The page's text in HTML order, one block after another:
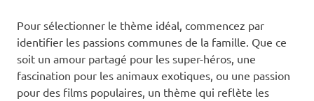
Pour sélectionner le thème idéal, commencez par
identifier les passions communes de la famille. Que ce
soit un amour partagé pour les super-héros, une
fascination pour les animaux exotiques, ou une passion
pour des films populaires, un thème qui reflète les